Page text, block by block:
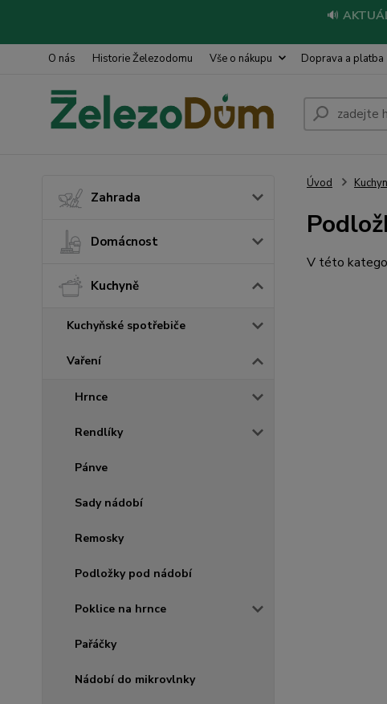
🔊
O nás Historie Železodomu Vše o nákupu Doprava a platba
Zahrada
Domácnost
Kuchyně
Kuchyňské spotřebiče
Vaření
Hrnce
Rendlíky
Pánve
Sady nádobí
Remosky
Podložky pod nádobí
Poklice na hrnce
Pařáčky
Nádobí do mikrovlnky
Úvod
V této